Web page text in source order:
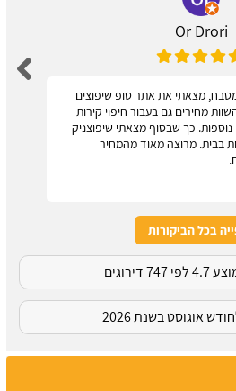
Or Drori
מצאתי את אתר טופ שיפוצים
מחירים גם בעבור חיפוי קירות
נוספות. כך שבסוף מצאתי שיפוצניק
בבית. מרוצה מאוד מהמחיר
בכל הביקורות
דירוגים
אוגוסט בשנת 2026